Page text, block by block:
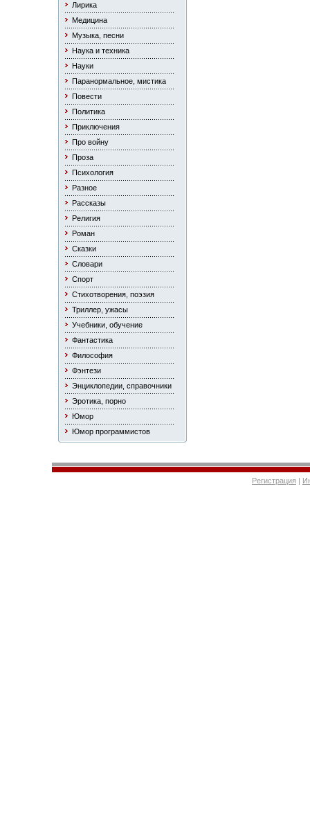
Лирика
Медицина
Музыка, песни
Наука и техника
Науки
Паранормальное, мистика
Повести
Политика
Приключения
Про войну
Проза
Психология
Разное
Рассказы
Религия
Роман
Сказки
Словари
Спорт
Стихотворения, поэзия
Триллер, ужасы
Учебники, обучение
Фантастика
Философия
Фэнтези
Энциклопедии, справочники
Эротика, порно
Юмор
Юмор программистов
Регистрация |